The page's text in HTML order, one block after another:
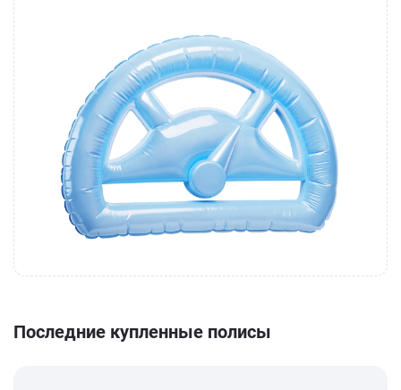
Последние купленные полисы